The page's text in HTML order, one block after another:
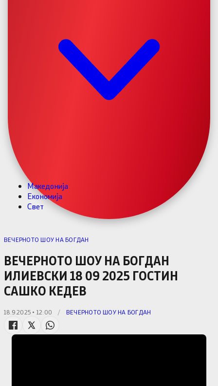
Македонија
Економија
Свет
ВЕЧЕРНОТО ШОУ НА БОГДАН
ВЕЧЕРНОТО ШОУ НА БОГДАН
ИЛИЕВСКИ 18 09 2025 ГОСТИН
САШКО КЕДЕВ
18.9.2025 • 12:00 / ВЕЧЕРНОТО ШОУ НА БОГДАН